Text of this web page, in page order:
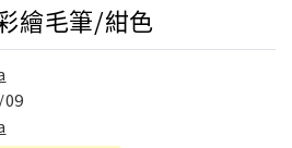
繪毛筆/紺色